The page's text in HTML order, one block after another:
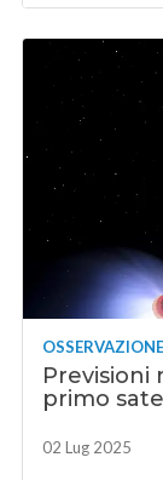
Previsioni
primo
02 Lug 2025